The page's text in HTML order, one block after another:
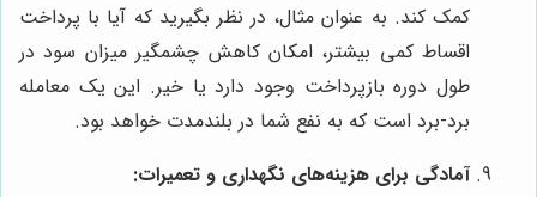
کمک کند. به عنوان مثال، در نظر بگیرید که آیا با پرداخت
اقساط کمی بیشتر، امکان کاهش چشمگیر میزان سود در
طول دوره بازپرداخت وجود دارد یا خیر. این یک معامله
برد-برد است که به نفع شما در بلندمدت خواهد بود.
آمادگی برای هزینه‌های نگهداری و تعمیرات: